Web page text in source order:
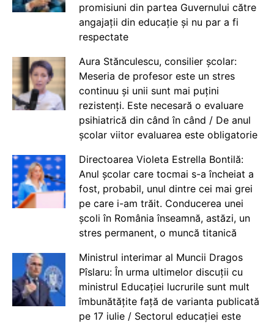
promisiuni din partea Guvernului către
angajații din educație și nu par a fi
respectate
Aura Stănculescu, consilier școlar:
Meseria de profesor este un stres
continuu și unii sunt mai puțini
rezistenți. Este necesară o evaluare
psihiatrică din când în când / De anul
școlar viitor evaluarea este obligatorie
Directoarea Violeta Estrella Bontilă:
Anul școlar care tocmai s-a încheiat a
fost, probabil, unul dintre cei mai grei
pe care i-am trăit. Conducerea unei
școli în România înseamnă, astăzi, un
stres permanent, o muncă titanică
Ministrul interimar al Muncii Dragos
Pîslaru: În urma ultimelor discuții cu
ministrul Educației lucrurile sunt mult
îmbunătățite față de varianta publicată
pe 17 iulie / Sectorul educației este